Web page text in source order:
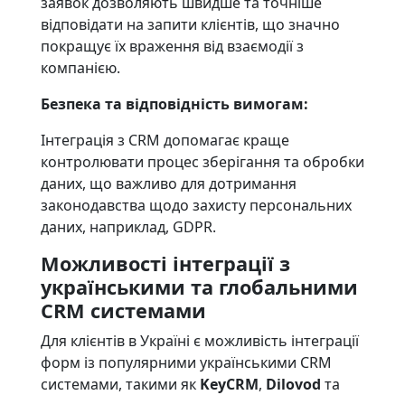
відповідати на запити клієнтів, що значно
покращує їх враження від взаємодії з
компанією.
Безпека та відповідність вимогам:
Інтеграція з CRM допомагає краще
контролювати процес зберігання та обробки
даних, що важливо для дотримання
законодавства щодо захисту персональних
даних, наприклад, GDPR.
Можливості інтеграції з
українськими та глобальними
CRM системами
Для клієнтів в Україні є можливість інтеграції
форм із популярними українськими CRM
системами, такими як KeyCRM, Dilovod та